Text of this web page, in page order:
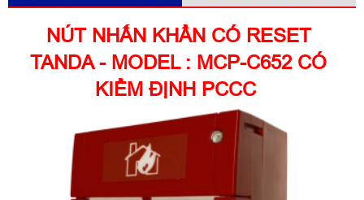
NÚT NHẤN KHẨN CÓ RESET
TANDA - MODEL : MCP-C652 CÓ
KIỂM ĐỊNH PCCC